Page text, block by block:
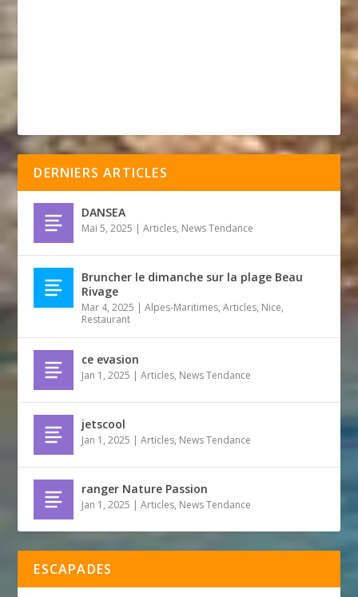
DERNIERS ARTICLES
DANSEA
Mai 5, 2025 |Articles, News Tendance
Bruncher le dimanche sur la plage Beau
Rivage
Mar 4, 2025 |Alpes-Maritimes,Articles, Nice,
Restaurant
ce evasion
Jan 1, 2025 |Articles, News Tendance
jetscool
Jan 1, 2025 |Articles, News Tendance
ranger Nature Passion
Jan 1, 2025 |Articles, News Tendance
ESCAPADES